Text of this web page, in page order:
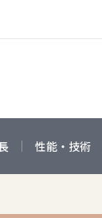
性能・技術